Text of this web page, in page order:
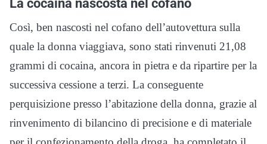
Così, ben nascosti nel cofano dell’autovettura sulla
quale la donna viaggiava, sono stati rinvenuti 21,08
grammi di cocaina, ancora in pietra e da ripartire per la
successiva cessione a terzi. La conseguente
perquisizione presso l’abitazione della donna, grazie al
rinvenimento di bilancino di precisione e di materiale